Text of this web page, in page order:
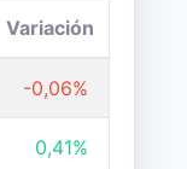
Variación
-0,06%
0,41%